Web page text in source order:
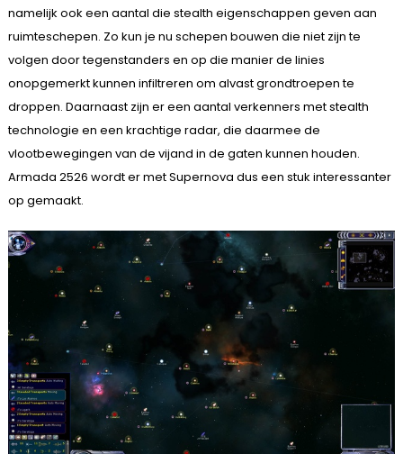
namelijk ook een aantal die stealth eigenschappen geven aan
ruimteschepen. Zo kun je nu schepen bouwen die niet zijn te
volgen door tegenstanders en op die manier de linies
onopgemerkt kunnen infiltreren om alvast grondtroepen te
droppen. Daarnaast zijn er een aantal verkenners met stealth
technologie en een krachtige radar, die daarmee de
vlootbewegingen van de vijand in de gaten kunnen houden.
Armada 2526 wordt er met Supernova dus een stuk interessanter
op gemaakt.